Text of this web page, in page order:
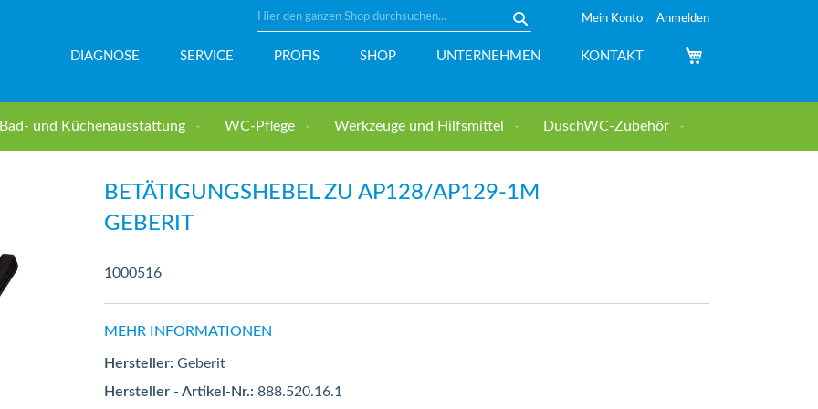
Mein Konto Anmelden
DIAGNOSE SERVICE PROFIS SHOP UNTERNEHMEN KONTAKT
Bad- und Küchenausstattung WC-Pflege Werkzeuge und Hilfsmittel DuschWC-Zubehör
BETÄTIGUNGSHEBEL ZU AP128/AP129-1M
GEBERIT
1000516
MEHR INFORMATIONEN
Hersteller: Geberit
Hersteller - Artikel-Nr.: 888.520.16.1